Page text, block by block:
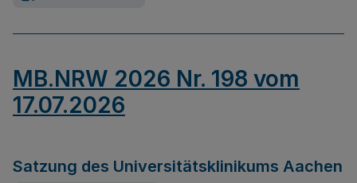
MB.NRW 2026 Nr. 198 vom
17.07.2026
Satzung des Universitätsklinikums Aachen